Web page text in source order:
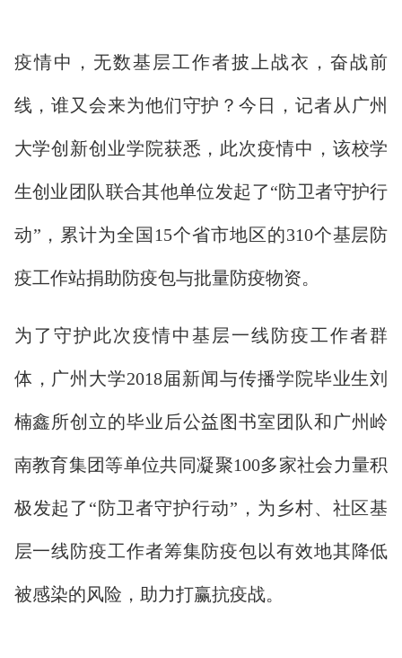
疫情中，无数基层工作者披上战衣，奋战前
线，谁又会来为他们守护？今日，记者从广州
大学创新创业学院获悉，此次疫情中，该校学
生创业团队联合其他单位发起了“防卫者守护行
动”，累计为全国15个省市地区的310个基层防
疫工作站捐助防疫包与批量防疫物资。
为了守护此次疫情中基层一线防疫工作者群
体，广州大学2018届新闻与传播学院毕业生刘
楠鑫所创立的毕业后公益图书室团队和广州岭
南教育集团等单位共同凝聚100多家社会力量积
极发起了“防卫者守护行动”，为乡村、社区基
层一线防疫工作者筹集防疫包以有效地其降低
被感染的风险，助力打赢抗疫战。